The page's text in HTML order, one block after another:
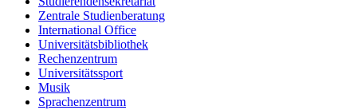
Zentrale Studienberatung
International Office
Universitätsbibliothek
Rechenzentrum
Universitätssport
Musik
Sprachenzentrum